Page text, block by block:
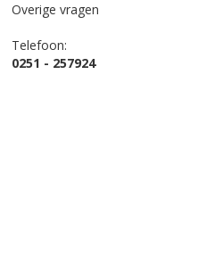
Overige vragen
Telefoon:
0251 - 257924